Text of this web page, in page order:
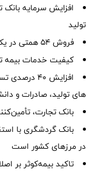
افزایش سرمایه
تولید
فروش 54 همتی در یک ماه و عبور درآمد سه‌ماهه از 81 همت
کیفیت خدمات بیمه
افزایش 40
های تولید، صادرات و
بانک تجارت، تأمین‌کننده
بانک گردشگری با
در مرزهای کشور است
تاکید بیمه‌کوثر بر